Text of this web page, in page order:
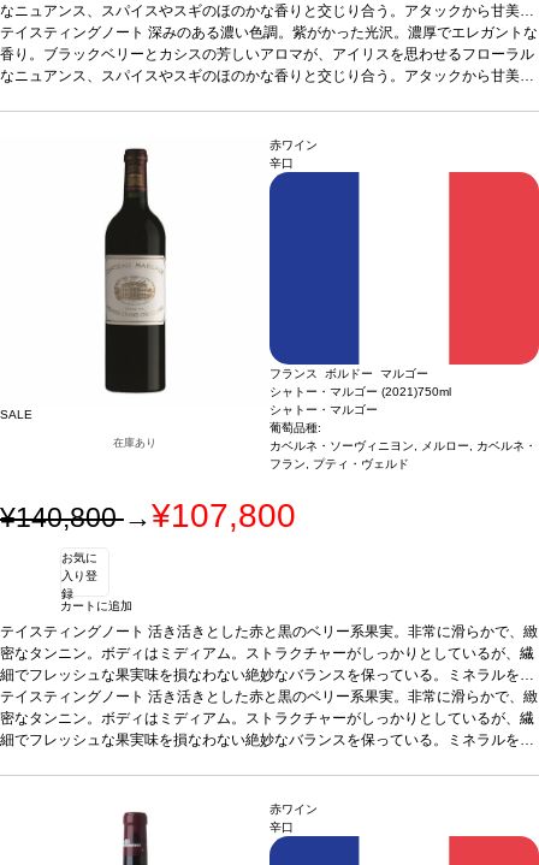
なニュアンス、スパイスやスギのほのかな香りと交じり合う。アタックから甘美で
果汁感たっぷり。バランスの良い、みずみずしく調和のとれた味わいが広がる。タ
ンニンの骨格は素晴らしく、ビガロー種チェリーの風味を巧みに包み込んでいる。
後味の余韻は長く、ミネラル感が全体を支え、スパイスとみずみずしい果実のニュ
テイスティングノート 深みのある濃い色調。紫がかった光沢。濃厚でエレガントな
香り。ブラックベリーとカシスの芳しいアロマが、アイリスを思わせるフローラル
なニュアンス、スパイスやスギのほのかな香りと交じり合う。アタックから甘美で
後味の余韻は長く、ミネラル感が全体を支え、スパイスとみずみずしい果実のニュ
アンスが楽しめる。葡萄品種
89% カベルネ・ソーヴィニヨン、10% メルロー、
1% カベルネ・フラン
SALE
在庫あり
赤ワイン
辛口
フランス ボルドー マルゴー
シャトー・マルゴー (2021)750ml
シャトー・マルゴー
葡萄品種:
カベルネ・ソーヴィニヨン, メルロー, カベルネ・
フラン, プティ・ヴェルド
¥140,800→¥107,800
お気に
入り登
録
カートに追加
テイスティングノート 活き活きとした赤と黒のベリー系果実。非常に滑らかで、緻
密なタンニン。ボディはミディアム。ストラクチャーがしっかりとしているが、繊
細でフレッシュな果実味を損なわない絶妙なバランスを保っている。ミネラルを伴
う精密な味わいが、長く余韻まで続く。葡萄品種87% カベルネ・ソーヴィニヨ
ン、8% メルロー、3% カベルネ・フラン、2% プティ・ヴェルド
テイスティングノート 活き活きとした赤と黒のベリー系果実。非常に滑らかで、緻
密なタンニン。ボディはミディアム。ストラクチャーがしっかりとしているが、繊
細でフレッシュな果実味を損なわない絶妙なバランスを保っている。ミネラルを伴
赤ワイン
辛口